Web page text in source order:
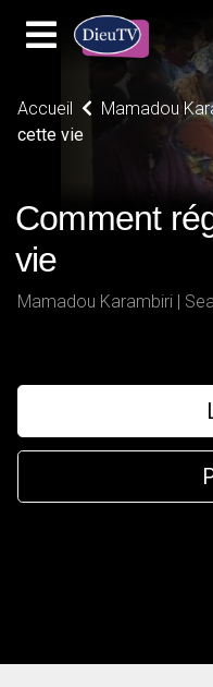
Accueil Mamadou
cette vie
Comment
vie